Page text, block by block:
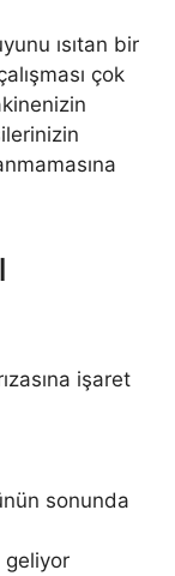
ısıtan bir
çok
işaret
sonunda
geliyor